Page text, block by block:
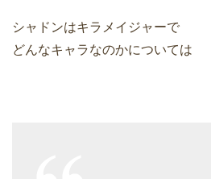
シャドンはキラメイジャーで
どんなキャラなのかについては